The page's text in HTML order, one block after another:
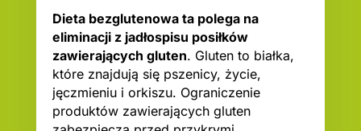
Dieta bezglutenowa ta polega na
eliminacji z jadłospisu posiłków
zawierających gluten. Gluten to białka,
które znajdują się pszenicy, życie,
jęczmieniu i orkiszu. Ograniczenie
produktów zawierających gluten